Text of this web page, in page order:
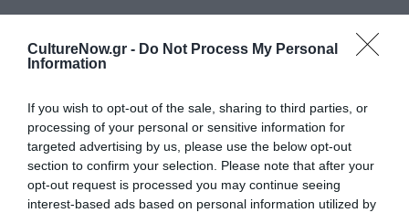
CultureNow.gr - Do Not Process My Personal
Information
If you wish to opt-out of the sale, sharing to third parties, or
processing of your personal or sensitive information for
targeted advertising by us, please use the below opt-out
section to confirm your selection. Please note that after your
opt-out request is processed you may continue seeing
interest-based ads based on personal information utilized by
Το blog της παράστασης:
Το Κιβώτιο θα παρουσιαστεί για τρεις επιπλέον
παραστάσεις στις 10, 21 και 22 Απριλίου. Περισσότερες
πληροφορίες μπορείτε να δείτεεδώ